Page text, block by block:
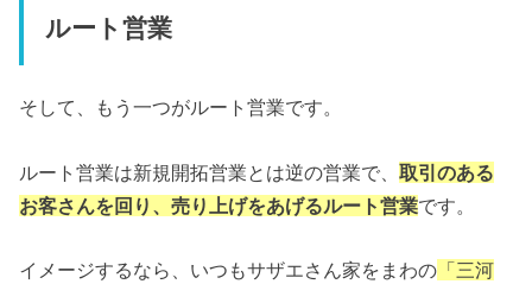
ルート営業
そして、もう一つがルート営業です。
ルート営業は新規開拓営業とは逆の営業で、取引のある
お客さんを回り、売り上げをあげるルート営業です。
イメージするなら、いつもサザエさん家をまわの 「三河